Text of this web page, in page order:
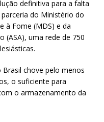
definitiva para a falta
do Ministério do
à Fome (MDS) e da
(ASA), uma rede de 750
chove pelo menos
o suficiente para
o armazenamento da